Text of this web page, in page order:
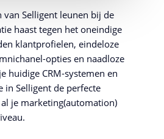
van Selligent leunen bij de
haast tegen het oneindige
klantprofielen, eindeloze
opties en naadloze
huidige CRM-systemen en
Selligent de perfecte
je marketing(automation)